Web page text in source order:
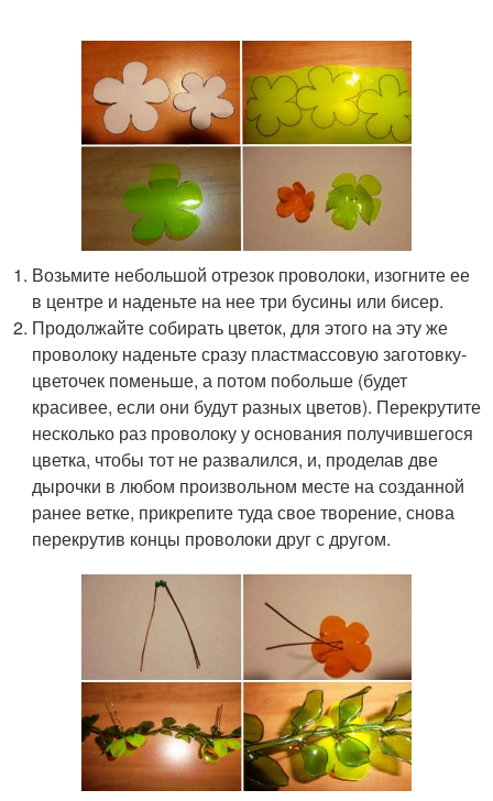
Возьмите небольшой отрезок проволоки, изогните ее
в центре и наденьте на нее три бусины или бисер.
Продолжайте собирать цветок, для этого на эту же
проволоку наденьте сразу пластмассовую заготовку-
цветочек поменьше, а потом побольше (будет
красивее, если они будут разных цветов). Перекрутите
несколько раз проволоку у основания получившегося
цветка, чтобы тот не развалился, и, проделав две
дырочки в любом произвольном месте на созданной
ранее ветке, прикрепите туда свое творение, снова
перекрутив концы проволоки друг с другом.